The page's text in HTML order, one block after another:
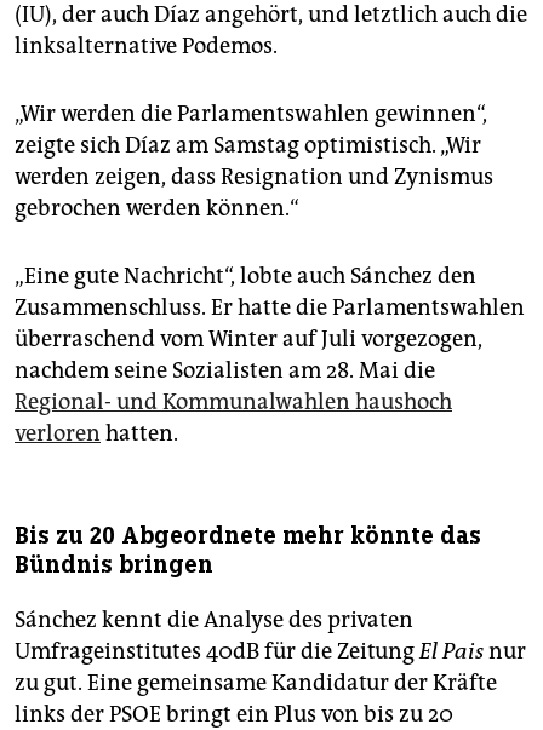
(IU), der auch Díaz angehört, und letztlich auch die
linksalternative Podemos.
„Wir werden die Parlamentswahlen gewinnen“,
zeigte sich Díaz am Samstag optimistisch. „Wir
werden zeigen, dass Resignation und Zynismus
gebrochen werden können.“
„Eine gute Nachricht“, lobte auch Sánchez den
Zusammenschluss. Er hatte die Parlamentswahlen
überraschend vom Winter auf Juli vorgezogen,
nachdem seine Sozialisten am 28. Mai die
Regional- und Kommunalwahlen haushoch
verloren hatten.
Bis zu 20 Abgeordnete mehr könnte das
Bündnis bringen
Sánchez kennt die Analyse des privaten
Umfrageinstitutes 40dB für die ZeitungEl Paisnur
zu gut. Eine gemeinsame Kandidatur der Kräfte
links der PSOE bringt ein Plus von bis zu 20